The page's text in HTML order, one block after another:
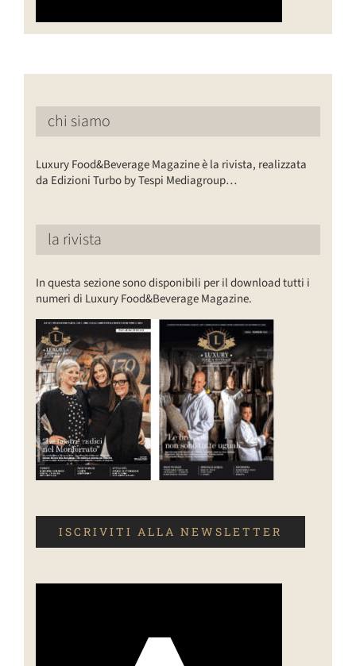
chi siamo
Luxury Food&Beverage Magazine è la rivista, realizzata
da Edizioni Turbo by Tespi Mediagroup…
la rivista
In questa sezione sono disponibili per il download tutti i
numeri di Luxury Food&Beverage Magazine.
ISCRIVITI ALLA NEWSLETTER